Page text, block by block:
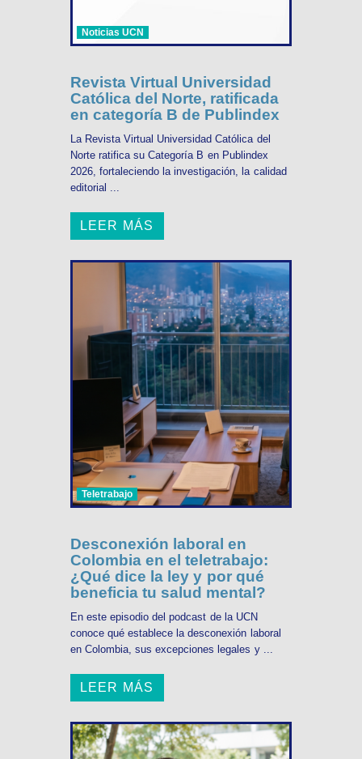
Noticias UCN
Revista Virtual Universidad
Católica del Norte, ratificada
en categoría B de Publindex
La Revista Virtual Universidad Católica del
Norte ratifica su Categoría B en Publindex
2026, fortaleciendo la investigación, la calidad
editorial ...
LEER MÁS
Teletrabajo
Desconexión laboral en
Colombia en el teletrabajo:
¿Qué dice la ley y por qué
beneficia tu salud mental?
En este episodio del podcast de la UCN
conoce qué establece la desconexión laboral
en Colombia, sus excepciones legales y ...
LEER MÁS